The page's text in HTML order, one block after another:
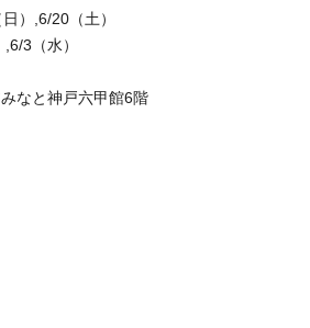
）,6/20（土）
3（水）
なと神戸六甲館6階